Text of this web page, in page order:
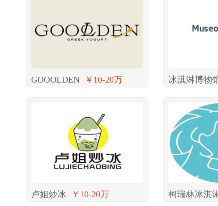
GOOOLDEN ￥10-20万 冰淇淋博物
卢姐炒冰 ￥10-20万 柯瑞林冰淇